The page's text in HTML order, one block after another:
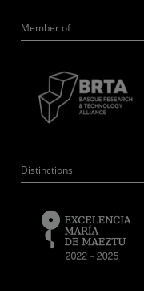
Member of
Distinctions